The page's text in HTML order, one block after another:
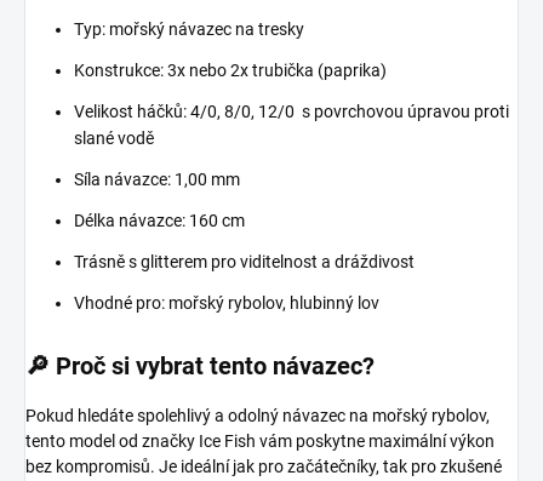
Typ: mořský návazec na tresky
Konstrukce: 3x nebo 2x trubička (paprika)
Velikost háčků: 4/0, 8/0, 12/0 s povrchovou úpravou proti
slané vodě
Síla návazce: 1,00 mm
Délka návazce: 160 cm
Trásně s glitterem pro viditelnost a dráždivost
Vhodné pro: mořský rybolov, hlubinný lov
🔎 Proč si vybrat tento návazec?
Pokud hledáte spolehlivý a odolný návazec na mořský rybolov,
tento model od značky Ice Fish vám poskytne maximální výkon
bez kompromisů. Je ideální jak pro začátečníky, tak pro zkušené